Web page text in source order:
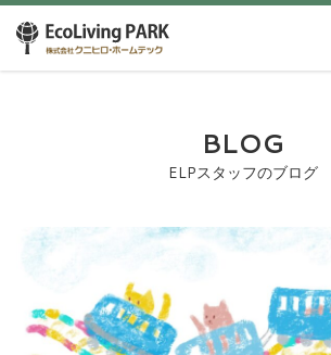
BLOG
ELPスタッフのブログ